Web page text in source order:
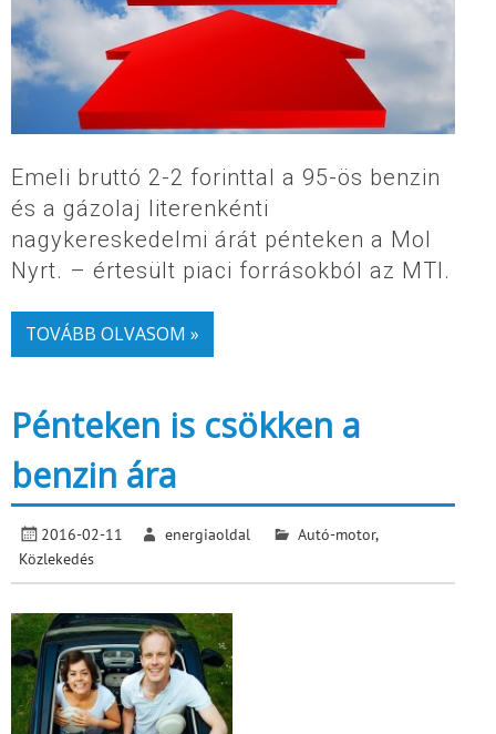
Emeli bruttó 2-2 forinttal a 95-ös benzin
és a gázolaj literenkénti
nagykereskedelmi árát pénteken a Mol
Nyrt. – értesült piaci forrásokból az MTI.
TOVÁBB OLVASOM »
Pénteken is csökken a
benzin ára
2016-02-11 energiaoldal Autó-motor,
Közlekedés